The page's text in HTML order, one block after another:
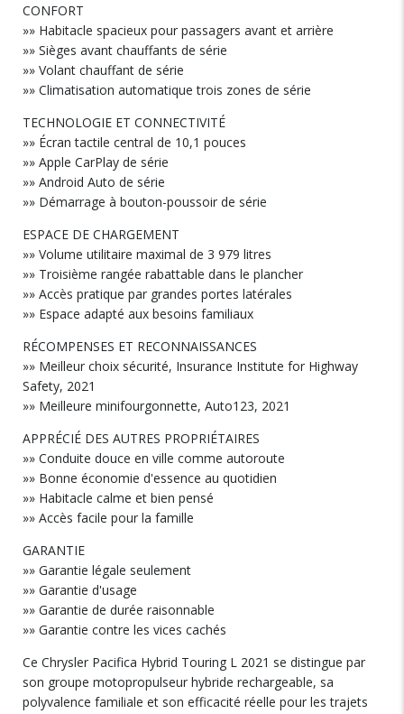
CONFORT
»» Habitacle spacieux pour passagers avant et arrière
»» Sièges avant chauffants de série
»» Volant chauffant de série
»» Climatisation automatique trois zones de série
TECHNOLOGIE ET CONNECTIVITÉ
»» Écran tactile central de 10,1 pouces
»» Apple CarPlay de série
»» Android Auto de série
»» Démarrage à bouton-poussoir de série
ESPACE DE CHARGEMENT
»» Volume utilitaire maximal de 3 979 litres
»» Troisième rangée rabattable dans le plancher
»» Accès pratique par grandes portes latérales
»» Espace adapté aux besoins familiaux
RÉCOMPENSES ET RECONNAISSANCES
»» Meilleur choix sécurité, Insurance Institute for Highway
Safety, 2021
»» Meilleure minifourgonnette, Auto123, 2021
APPRÉCIÉ DES AUTRES PROPRIÉTAIRES
»» Conduite douce en ville comme autoroute
»» Bonne économie d'essence au quotidien
»» Habitacle calme et bien pensé
»» Accès facile pour la famille
GARANTIE
»» Garantie légale seulement
»» Garantie d'usage
»» Garantie de durée raisonnable
»» Garantie contre les vices cachés
Ce Chrysler Pacifica Hybrid Touring L 2021 se distingue par
son groupe motopropulseur hybride rechargeable, sa
polyvalence familiale et son efficacité réelle pour les trajets